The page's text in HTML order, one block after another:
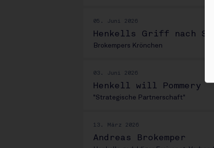
05. Juni 2026
Henkells Griff nach
Brokempers Krönchen
03. Juni 2026
Henkell will Pommery
"Strategische Partnerschaft"
13. März 2026
Andreas Brokemper